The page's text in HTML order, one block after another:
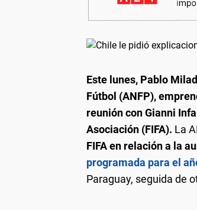
Este lunes, Pablo
Fútbol (ANFP),
reunión con Gianni
Asociación (FIFA). La
FIFA en relación a la
programada para el
Paraguay, seguida de